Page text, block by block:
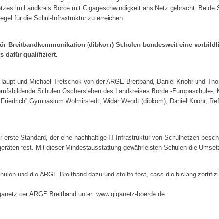
im Landkreis Börde mit Gigageschwindigkeit ans Netz gebracht.
für die Schul-Infrastruktur zu erreichen.
Breitbandkommunikation (dibkom) Schulen bundesweit eine
dafür qualifiziert.
und Michael Tretschok von der ARGE Breitband, Daniel Knohr und
Schulen Oschersleben des Landkreises Börde -
Gymnasium Wolmirstedt, Widar Wendt (dibkom), Daniel Knohr,
erste Standard, der eine nachhaltige IT-Infrastruktur von Schulnetzen
fest. Mit dieser Mindestausstattung gewährleisten Schulen die
und die ARGE Breitband dazu und stellte fest, dass die bislang
der ARGE Breitband unter: www.giganetz-boerde.de